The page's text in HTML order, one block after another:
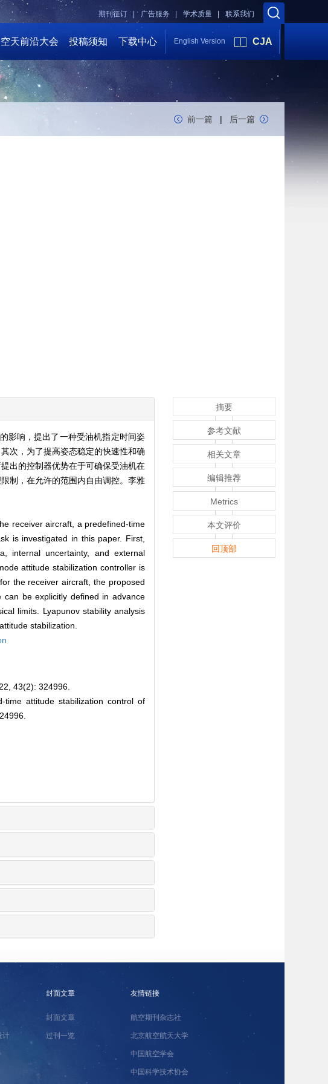
联系我们
学术质量 |
广告服务 |
期刊征订 |
空天前沿大会 投稿须知 下载中心 English Version CJA
前一篇 | 后一篇
影响，提出了一种受油机指定时间姿
次，为了提高姿态稳定的快速性和确
出的控制器优势在于可确保受油机在
制，在允许的范围内自由调控。李雅
receiver aircraft, a predefined-time
is investigated in this paper. First,
internal uncertainty, and external
attitude stabilization controller is
the receiver aircraft, the proposed
be explicitly defined in advance
limits. Lyapunov stability analysis
stabilization.
43(2): 324996.
time attitude stabilization control of
摘要
参考文献
相关文章
编辑推荐
Metrics
本文评价
回顶部
计
封面文章
封面文章
过刊一览
友情链接
航空期刊杂志社
北京航空航天大学
中国航空学会
中国科学技术协会